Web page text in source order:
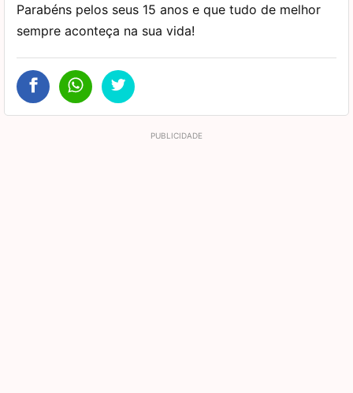
Parabéns pelos seus 15 anos e que tudo de melhor
sempre aconteça na sua vida!